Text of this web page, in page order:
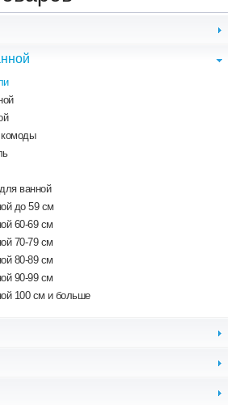
ванной
до 59 см
60-69 см
70-79 см
80-89 см
90-99 см
100 см и больше